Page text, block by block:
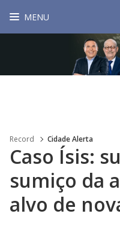
MENU
Record Cidade Alerta
Caso Ísis:
sumiço da
alvo de